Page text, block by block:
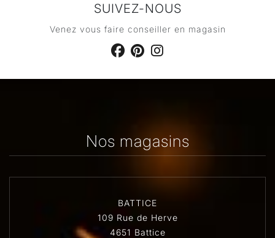
SUIVEZ-NOUS
Venez vous faire conseiller en magasin
Nos magasins
BATTICE
109 Rue de Herve
4651 Battice